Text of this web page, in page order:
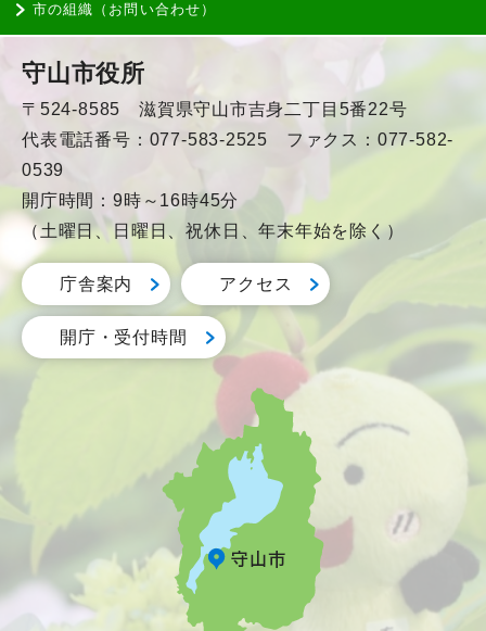
市の組織（お問い合わせ）
守山市役所
〒524-8585 滋賀県守山市吉身二丁目5番22号
代表電話番号：077-583-2525 ファクス：077-582-
0539
開庁時間：9時～16時45分
（土曜日、日曜日、祝休日、年末年始を除く）
庁舎案内 アクセス
開庁・受付時間